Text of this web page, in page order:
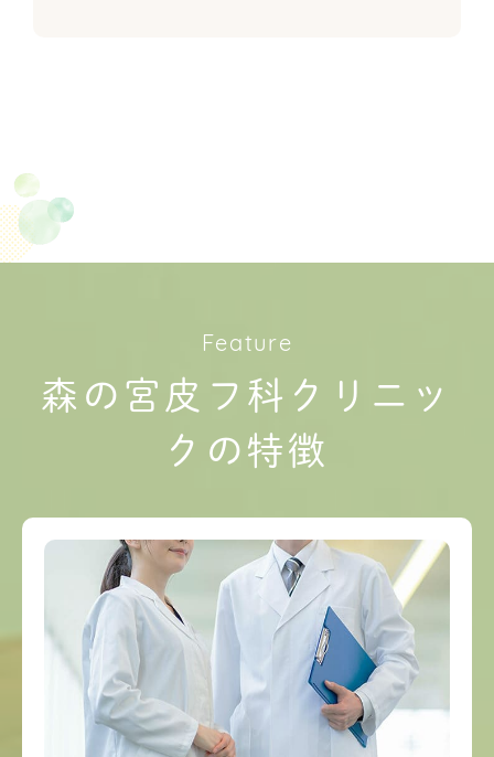
Feature
森の宮皮フ科クリニッ
クの特徴